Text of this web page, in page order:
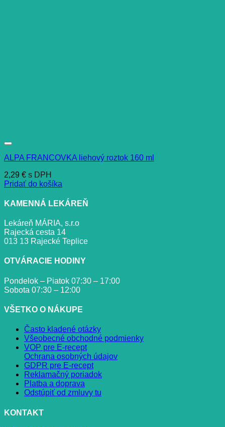
ALPA FRANCOVKA liehový roztok 160 ml
2,29 € s DPH
Pridať do košíka
KAMENNÁ LEKÁREŇ
Lekáreň MÁRIA, s.r.o
Rajecká cesta 14
013 13 Rajecké Teplice
OTVÁRACIE HODINY
Pondelok – Piatok 07:30 – 17:00
Sobota 07:30 – 12:00
VŠETKO O NÁKUPE
Často kladené otázky
Všeobecné obchodné podmienky
VOP pre E-recept
Ochrana osobných údajov
GDPR pre E-recept
Reklamačný poriadok
Platba a doprava
Odstúpiť od zmluvy tu
KONTAKT